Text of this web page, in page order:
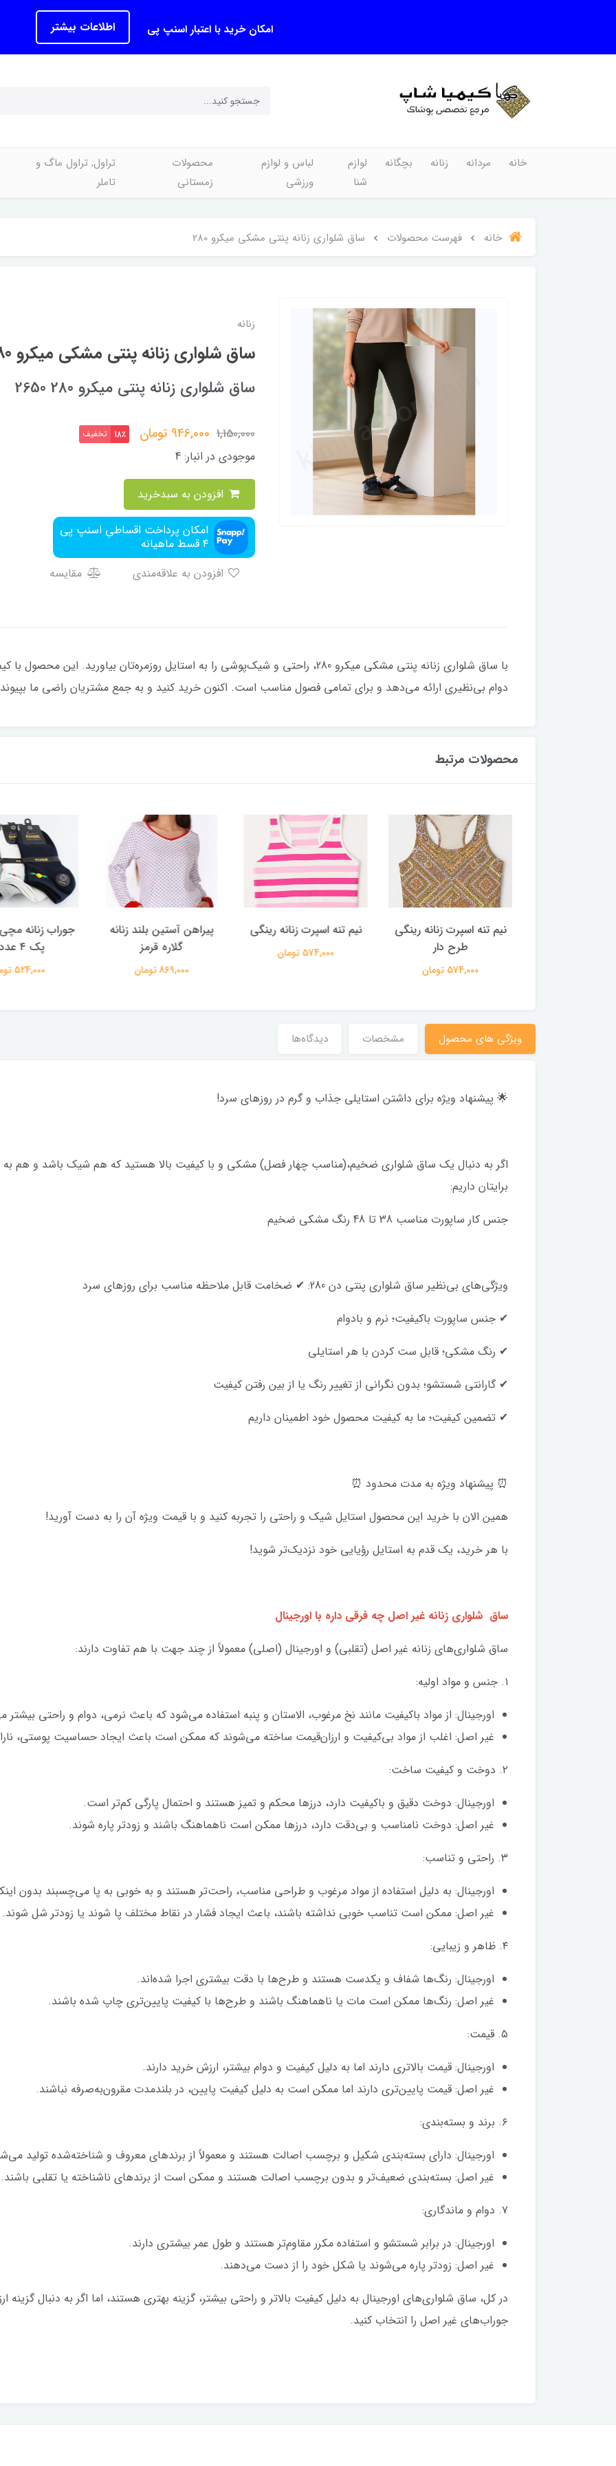
امکان خرید با اعتبار اسنپ پی اطلاعات بیشتر
خانه مردانه زنانه بچگانه
لوازم
شنا
لباس و لوازم
ورزشی
محصولات
زمستانی
تراول, تراول ماگ و
تاملر
خانه فهرست محصولات ساق شلواری زنانه پنتی مشکی میکرو 280
زنانه
ساق شلواری زنانه پنتی مشکی میکرو 280
ساق شلواری زنانه پنتی میکرو 280 2650
1,150,000
946,000 تومان 18٪ تخفیف
موجودی در انبار:4
امکان پرداخت اقساطیِ اسنپ پی
۴ قسط ماهیانه
مقایسه
با ساق شلواری زنانه پنتی مشکی میکرو 280، راحتی و شیک‌پوشی را به استایل روزمره‌تان
دوام بی‌نظیری ارائه می‌دهد و برای تمامی فصول مناسب است. اکنون خرید کنید و به جمع مشتریان راضی ما
محصولات مرتبط
نیم تنه اسپرت زنانه رینگی
574,000 تومان
پیراهن آستین بلند زنانه
گلاره قرمز
جوراب زنانه مچی طرح گل
پک ۴ عددی
524,000 تومان
جوراب
مشکی 2944
158,000 تومان
ویژگی های محصول مشخصات دیدگاه‌ها
🌟 پیشنهاد ویژه برای داشتن استایلی جذاب و گرم در روزهای سرد!
اگر به دنبال یک ساق شلواری ضخیم،(مناسب چهار فصل) مشکی و با کیفیت بالا هستید که هم شیک باشد و هم به
برایتان داریم:
جنس کار ساپورت مناسب 38 تا 48 رنگ مشکی ضخیم
ویژگی‌های بی‌نظیر ساق شلواری پنتی دن 280: ✔ ضخامت قابل ملاحظه مناسب برای روزهای سرد
✔ جنس ساپورت باکیفیت؛ نرم و بادوام
✔ رنگ مشکی؛ قابل ست کردن با هر استایلی
✔ گارانتی شستشو؛ بدون نگرانی از تغییر رنگ یا از بین رفتن کیفیت
✔ تضمین کیفیت؛ ما به کیفیت محصول خود اطمینان داریم
⏰ پیشنهاد ویژه به مدت محدود ⏰
همین الان با خرید این محصول استایل شیک و راحتی را تجربه کنید و با قیمت ویژه آن را به دست آورید!
با هر خرید، یک قدم به استایل رؤیایی خود نزدیک‌تر شوید!
ساق شلواری زنانه غیر اصل چه فرقی داره با اورجینال
ساق شلواری‌های زنانه غیر اصل (تقلبی) و اورجینال (اصلی) معمولاً از چند جهت با هم تفاوت دارند:
۱. جنس و مواد اولیه:
اورجینال: از مواد باکیفیت مانند نخ مرغوب، الاستان و پنبه استفاده می‌شود که باعث نرمی، دوام و راحتی
غیر اصل: اغلب از مواد بی‌کیفیت و ارزان‌قیمت ساخته می‌شوند که ممکن است باعث ایجاد حساسیت پوستی،
۲. دوخت و کیفیت ساخت:
اورجینال: دوخت دقیق و باکیفیت دارد، درزها محکم و تمیز هستند و احتمال پارگی کم‌تر است.
غیر اصل: دوخت نامناسب و بی‌دقت دارد، درزها ممکن است ناهماهنگ باشند و زودتر پاره شوند.
۳. راحتی و تناسب:
اورجینال: به دلیل استفاده از مواد مرغوب و طراحی مناسب، راحت‌تر هستند و به خوبی به پا می‌چسبند بدون
غیر اصل: ممکن است تناسب خوبی نداشته باشند، باعث ایجاد فشار در نقاط مختلف پا شوند یا زودتر شل شوند.
۴. ظاهر و زیبایی:
اورجینال: رنگ‌ها شفاف و یکدست هستند و طرح‌ها با دقت بیشتری اجرا شده‌اند.
غیر اصل: رنگ‌ها ممکن است مات یا ناهماهنگ باشند و طرح‌ها با کیفیت پایین‌تری چاپ شده باشند.
۵. قیمت:
اورجینال: قیمت بالاتری دارند اما به دلیل کیفیت و دوام بیشتر، ارزش خرید دارند.
غیر اصل: قیمت پایین‌تری دارند اما ممکن است به دلیل کیفیت پایین، در بلندمدت مقرون‌به‌صرفه نباشند.
۶. برند و بسته‌بندی:
اورجینال: دارای بسته‌بندی شکیل و برچسب اصالت هستند و معمولاً از برندهای معروف و شناخته‌شده تولید
غیر اصل: بسته‌بندی ضعیف‌تر و بدون برچسب اصالت هستند و ممکن است از برندهای ناشناخته یا تقلبی باشند.
۷. دوام و ماندگاری:
اورجینال: در برابر شستشو و استفاده مکرر مقاوم‌تر هستند و طول عمر بیشتری دارند.
غیر اصل: زودتر پاره می‌شوند یا شکل خود را از دست می‌دهند.
در کل، ساق شلواری‌های اورجینال به دلیل کیفیت بالاتر و راحتی بیشتر، گزینه بهتری هستند، اما اگر به دنبال
جوراب‌های غیر اصل را انتخاب کنید.